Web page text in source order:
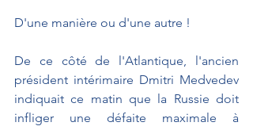
D'une manière ou d'une autre !
De ce côté de l'Atlantique, l'ancien
président intérimaire Dmitri Medvedev
indiquait ce matin que la Russie doit
infliger une défaite maximale à